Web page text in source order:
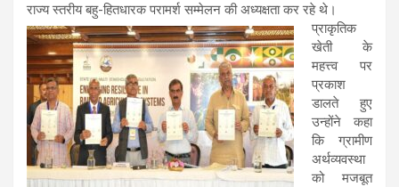
राज्य स्तरीय बहु-हितधारक परामर्श सम्मेलन की अध्यक्षता कर रहे थे।
प्राकृतिक
खेती के
महत्त्व पर
प्रकाश
डालते हुए
उन्होंने कहा
कि ग्रामीण
अर्थव्यवस्था
को मजबूत